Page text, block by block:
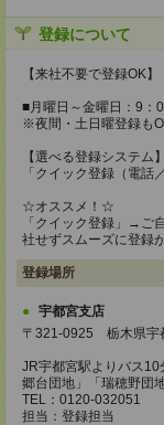
登録について
【来社不要で登録OK
■月曜日～金曜日：9：
※夜間・土日曜登録も
【選べる登録システム】
「クイック登録（電話
☆オススメ！☆
「クイック登録」→ご
社せずスムーズに登録
登録場所
宇都宮支店
〒321-0925 栃木県宇
JR宇都宮駅よりバス
郷台団地」「瑞穂野団
TEL：0120-032051
担当：登録担当